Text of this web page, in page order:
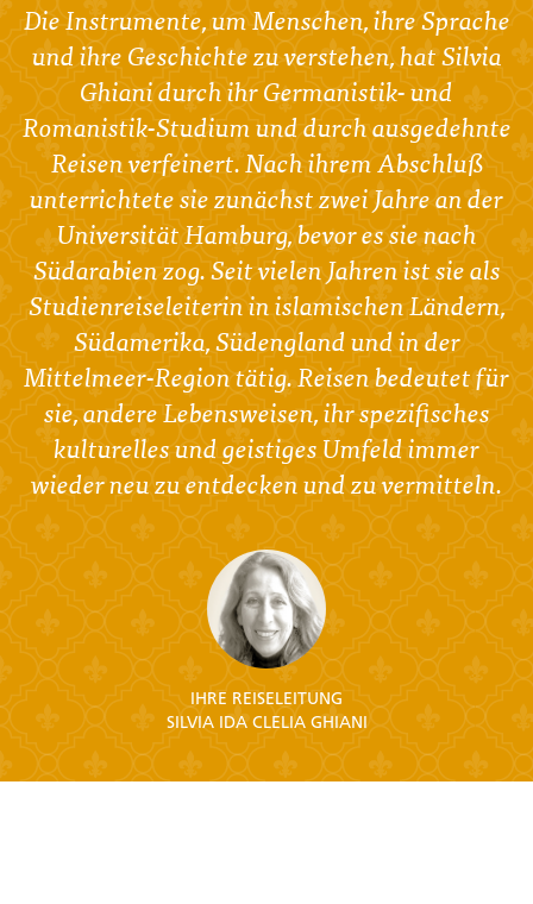
Die Instrumente, um Menschen, ihre Sprache
und ihre Geschichte zu verstehen, hat Silvia
Ghiani durch ihr Germanistik- und
Romanistik-Studium und durch ausgedehnte
Reisen verfeinert. Nach ihrem Abschluß
unterrichtete sie zunächst zwei Jahre an der
Universität Hamburg, bevor es sie nach
Südarabien zog. Seit vielen Jahren ist sie als
Studienreiseleiterin in islamischen Ländern,
Südamerika, Südengland und in der
Mittelmeer-Region tätig. Reisen bedeutet für
sie, andere Lebensweisen, ihr spezifisches
kulturelles und geistiges Umfeld immer
wieder neu zu entdecken und zu vermitteln.
IHRE REISELEITUNG
SILVIA IDA CLELIA GHIANI